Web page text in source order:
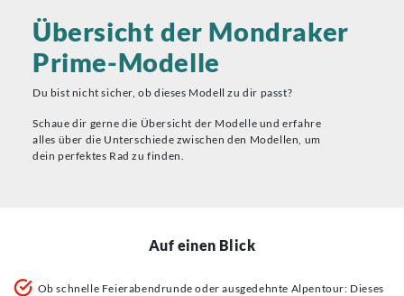
Übersicht der Mondraker
Prime-Modelle
Du bist nicht sicher, ob dieses Modell zu dir passt?
Schaue dir gerne die Übersicht der Modelle und erfahre
alles über die Unterschiede zwischen den Modellen, um
dein perfektes Rad zu finden.
Auf einen Blick
Ob schnelle Feierabendrunde oder ausgedehnte Alpentour: Dieses